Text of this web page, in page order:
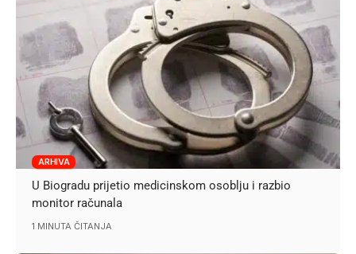
ARHIVA
U Biogradu prijetio medicinskom osoblju i razbio
monitor računala
1 MINUTA ČITANJA